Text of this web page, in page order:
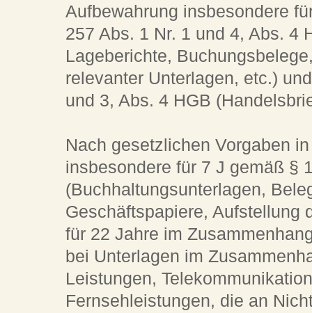
Aufbewahrung insbesondere
257 Abs. 1 Nr. 1 und 4, Abs. 4
Lageberichte,
relevanter Unterlagen, etc.)
und 3, Abs. 4 HGB
Nach gesetzlichen Vorgaben
insbesondere für 7 J gemäß §
(Buchhaltungsunterlagen,
Geschäftspapiere, Aufstellung
für 22 Jahre im
bei Unterlagen im
Leistungen,
Fernsehleistungen, die an